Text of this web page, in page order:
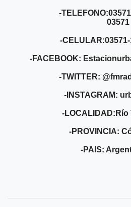
-
03571 -
-
-FACEBOOK:
-TWITTER:
-INSTAGRAM:
-LOCALIDAD:Río
-PROVINCIA:
-PAIS: